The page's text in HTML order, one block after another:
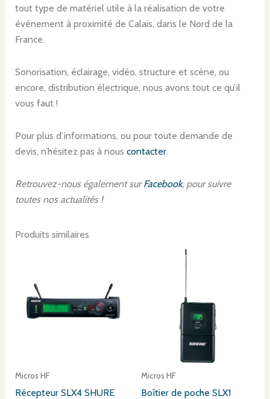
tout type de matériel utile à la réalisation de votre
événement à proximité de Calais, dans le Nord de la
France.
Sonorisation, éclairage, vidéo, structure et scène, ou
encore, distribution électrique, nous avons tout ce qu’il
vous faut !
Pour plus d’informations, ou pour toute demande de
devis, n’hésitez pas à nous contacter.
Retrouvez-nous également surFacebook, pour suivre
toutes nos actualités !
Produits similaires
Micros HF
Récepteur SLX4 SHURE
Micros HF
Boîtier de poche SLX1